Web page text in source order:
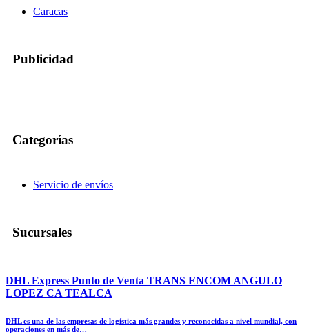
Caracas
Publicidad
Categorías
Servicio de envíos
Sucursales
DHL Express Punto de Venta TRANS ENCOM ANGULO
LOPEZ CA TEALCA
DHL es una de las empresas de logística más grandes y reconocidas a nivel mundial, con
operaciones en más de…